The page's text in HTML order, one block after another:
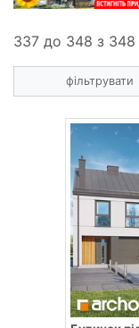
337 до 348 з 348
фільтрувати